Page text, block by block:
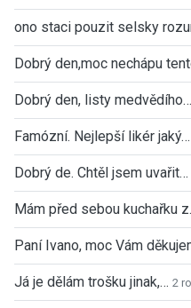
ono staci pouzit selsky
Dobrý den,moc nechápu
Dobrý den, listy medvědího…
Famózní. Nejlepší likér jaký…
Dobrý de. Chtěl jsem uvařit…
Mám před sebou kuchařku
Paní Ivano, moc Vám
Já je dělám trošku jinak,… 2